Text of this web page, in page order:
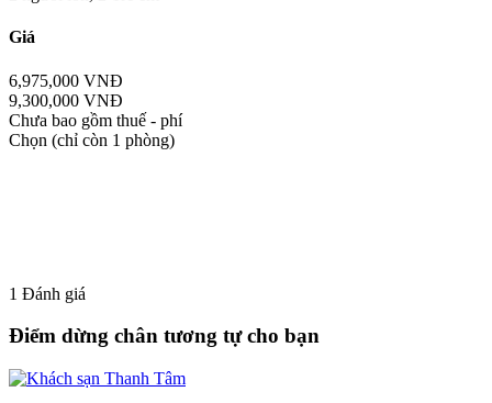
Giá
6,975,000 VNĐ
9,300,000 VNĐ
Chưa bao gồm thuế - phí
Chọn (chỉ còn 1 phòng)
1 Đánh giá
Điểm dừng chân tương tự cho bạn